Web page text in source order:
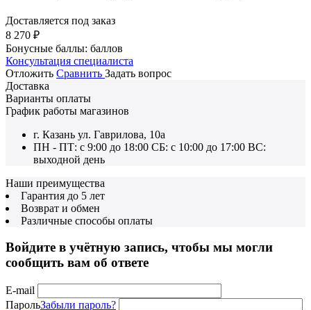
Доставляется под заказ
8 270 ₽
Бонусные баллы: баллов
Консультация специалиста
Отложить Сравнить Задать вопрос
Доставка
Варианты оплаты
График работы магазинов
г. Казань ул. Гаврилова, 10а
ПН - ПТ: с 9:00 до 18:00 СБ: с 10:00 до 17:00 ВС:
выходной день
Наши преимущества
Гарантия до 5 лет
Возврат и обмен
Различные способы оплаты
Войдите в учётную запись, чтобы мы могли
сообщить вам об ответе
E-mail
ПарольЗабыли пароль?